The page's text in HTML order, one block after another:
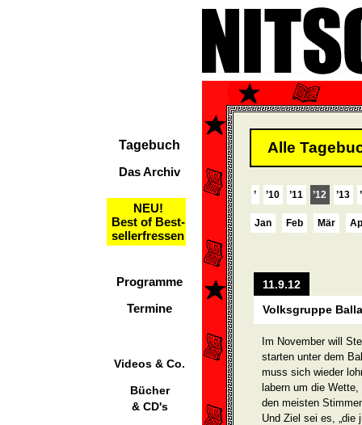
Tagebuch
Das Archiv
NEU!
Best of Best-
sellerfressen
Programme
Termine
Videos & Co.
Bücher
& CD's
Alle
’ ’10 ’11 ’12 ’13
Jan Feb Mär
11.9.12
Volksgruppe
Im November will
starten unter dem
muss sich wieder
labern um die
den meisten
Und Ziel sei es, „die